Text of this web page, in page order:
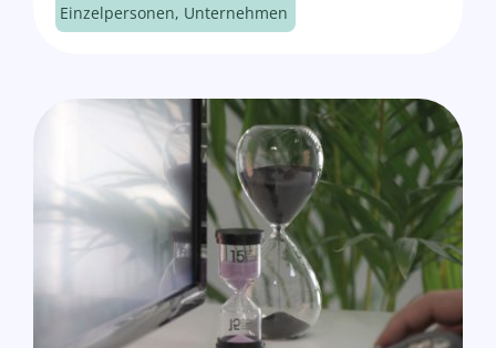
Einzelpersonen, Unternehmen